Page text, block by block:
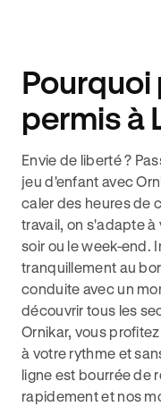
Pourquoi
permis à
Envie de liberté ?
jeu d'enfant avec
caler des heures de
travail, on s'adapte
soir ou le week-end.
tranquillement au
conduite avec un
découvrir tous les
Ornikar, vous
à votre rythme et
ligne est bourrée de
rapidement et nos